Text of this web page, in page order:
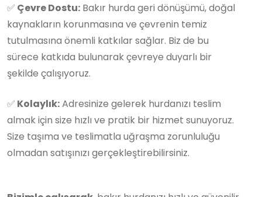
✅ Çevre Dostu: Bakır hurda geri dönüşümü, doğal
kaynakların korunmasına ve çevrenin temiz
tutulmasına önemli katkılar sağlar. Biz de bu
sürece katkıda bulunarak çevreye duyarlı bir
şekilde çalışıyoruz.
✅ Kolaylık:Adresinize gelerek hurdanızı teslim
almak için size hızlı ve pratik bir hizmet sunuyoruz.
Size taşıma ve teslimatla uğraşma zorunluluğu
olmadan satışınızı gerçekleştirebilirsiniz.